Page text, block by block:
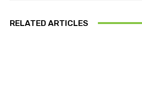
RELATED ARTICLES